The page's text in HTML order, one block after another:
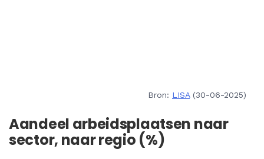
Bron: LISA(30-06-2025)
Aandeel arbeidsplaatsen naar
sector, naar regio (%)